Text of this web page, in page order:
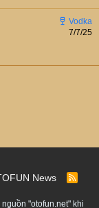
7/7/25
News
R
S
"otofun.net" khi